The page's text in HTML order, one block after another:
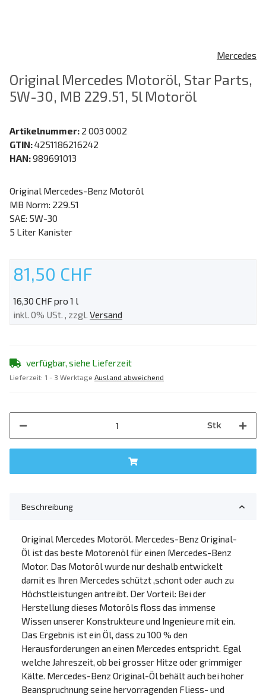
Mercedes
Original Mercedes Motoröl, Star Parts,
5W-30, MB 229.51, 5l Motoröl
Artikelnummer: 2 003 0002
GTIN:4251186216242
HAN:989691013
Original Mercedes-Benz Motoröl
MB Norm: 229.51
SAE: 5W-30
5 Liter Kanister
81,50 CHF
16,30 CHF pro 1 l
inkl. 0% USt. , zzgl. Versand
verfügbar, siehe Lieferzeit
Lieferzeit: 1 - 3 Werktage Ausland abweichend
Stk
Beschreibung
Original Mercedes Motoröl. Mercedes-Benz Original-
Öl ist das beste Motorenöl für einen Mercedes-Benz
Motor. Das Motoröl wurde nur deshalb entwickelt
damit es Ihren Mercedes schützt ,schont oder auch zu
Höchstleistungen antreibt. Der Vorteil: Bei der
Herstellung dieses Motoröls floss das immense
Wissen unserer Konstrukteure und Ingenieure mit ein.
Das Ergebnis ist ein Öl, dass zu 100 % den
Herausforderungen an einen Mercedes entspricht. Egal
welche Jahreszeit, ob bei grosser Hitze oder grimmiger
Kälte. Mercedes-Benz Original-Öl behält auch bei hoher
Beanspruchnung seine hervorragenden Fliess- und